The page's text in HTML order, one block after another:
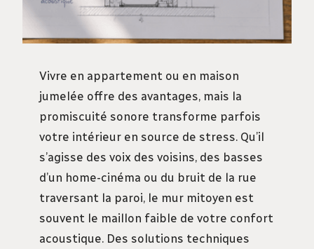
Vivre en appartement ou en maison
jumelée offre des avantages, mais la
promiscuité sonore transforme parfois
votre intérieur en source de stress. Qu’il
s’agisse des voix des voisins, des basses
d’un home-cinéma ou du bruit de la rue
traversant la paroi, le mur mitoyen est
souvent le maillon faible de votre confort
acoustique. Des solutions techniques